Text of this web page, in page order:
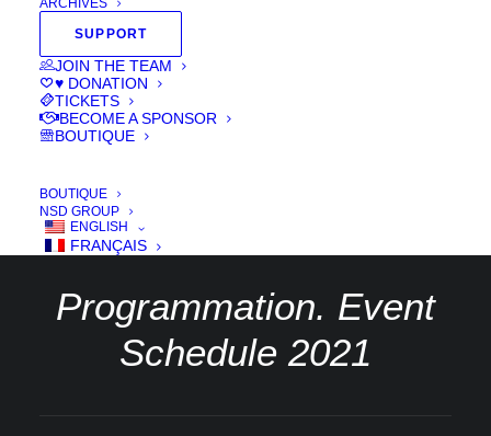
ARCHIVES
SUPPORT
JOIN THE TEAM
♥ DONATION
TICKETS
BECOME A SPONSOR
BOUTIQUE
BOUTIQUE
NSD GROUP
ENGLISH
FRANÇAIS
19 > 24 Oct. 2021
Programmation. Event
Schedule 2021